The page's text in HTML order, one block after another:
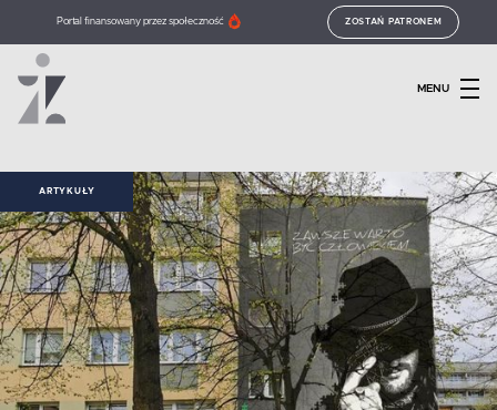
Portal finansowany przez społeczność ZOSTAŃ PATRONEM
MENU
ARTYKUŁY